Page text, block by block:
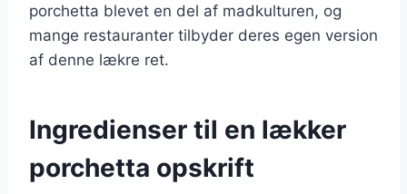
porchetta blevet en del af madkulturen, og
mange restauranter tilbyder deres egen version
af denne lækre ret.
Ingredienser til en lækker
porchetta opskrift